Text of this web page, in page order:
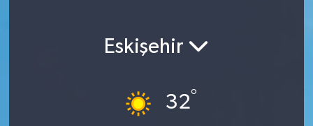
Eskişehir
32°